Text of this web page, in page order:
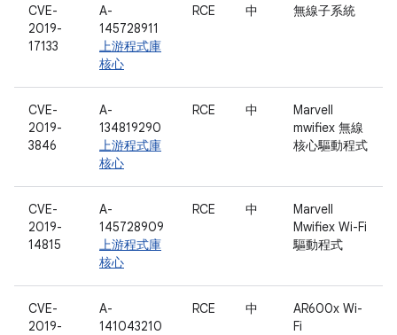
CVE-
2019-
17133
A-
145728911
上游程式庫
核心
RCE 中 無線子系統
CVE-
2019-
3846
A-
134819290
上游程式庫
核心
RCE 中
Marvell
mwifiex 無線
核心驅動程式
CVE-
2019-
14815
A-
145728909
上游程式庫
核心
RCE 中
Marvell
Mwifiex Wi-Fi
驅動程式
CVE-
2019-
A-
141043210
RCE 中
AR600x Wi-
Fi